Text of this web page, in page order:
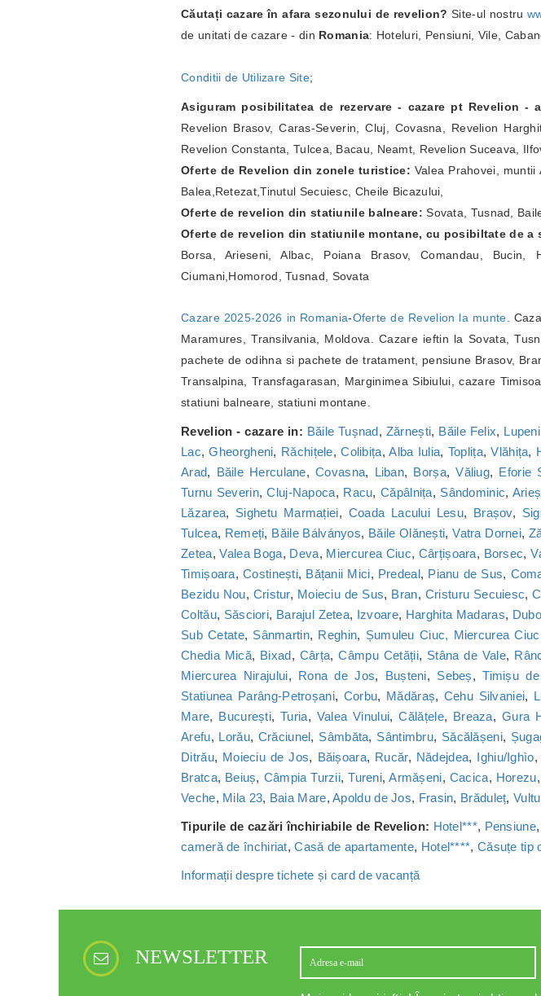
Căutați cazare în afara sezonului de revelion?Site-ul nostru
de unitati de cazare - din Romania: Hoteluri, Pensiuni, Vile,
Conditii de Utilizare Site;
Asiguram posibilitatea de rezervare - cazare pt Revelion -
Revelion Brasov, Caras-Severin, Cluj, Covasna, Revelion
Revelion Constanta, Tulcea, Bacau, Neamt, Revelion Suceava,
Oferte de Revelion din zonele turistice: Valea Prahovei,
Balea,Retezat,Tinutul Secuiesc, Cheile Bicazului,
Oferte de revelion din statiunile balneare: Sovata, Tusnad,
Oferte de revelion din statiunile montane, cu posibiltate de a
Borsa, Arieseni, Albac, Poiana Brasov, Comandau, Bucin,
Ciumani,Homorod, Tusnad, Sovata
Cazare 2025-2026 in Romania-Oferte de Revelion la munte.
Maramures, Transilvania, Moldova. Cazare ieftin la Sovata,
pachete de odihna si pachete de tratament, pensiune Brasov,
Transalpina, Transfagarasan, Marginimea Sibiului, cazare
statiuni balneare, statiuni montane.
Revelion - cazare in: Băile Tușnad, Zărnești, Băile Felix, Lupeni
Lac,Gheorgheni, Răchițele,Colibița,Alba Iulia, Toplița,Vlăhița,
Arad, Băile Herculane,Covasna, Liban, Borșa,Văliug, Eforie
Turnu Severin,Cluj-Napoca, Racu, Căpâlnița, Sândominic,
Lăzarea, Sighetu Marmației, Coada Lacului Lesu, Brașov,
Tulcea, Remeți, Băile Bálványos, Băile Olănești,Vatra Dornei,
Zetea,Valea Boga, Deva, Miercurea Ciuc, Cârțișoara, Borsec,
Timișoara, Costinești, Bățanii Mici, Predeal, Pianu de Sus,
Bezidu Nou, Cristur, Moieciu de Sus, Bran, Cristuru Secuiesc,
Coltău, Săsciori, Barajul Zetea, Izvoare, Harghita Madaras,
Sub Cetate, Sânmartin, Reghin, Șumuleu Ciuc, Miercurea Ciuc
Chedia Mică, Bixad, Cârța,Câmpu Cetății, Stâna de Vale,
Miercurea Nirajului, Rona de Jos, Bușteni, Sebeș,Timișu
Statiunea Parâng-Petroșani, Corbu, Mădăraș, Cehu Silvaniei,
Mare, București,Turia, Valea Vinului,Călățele, Breaza, Gura
Arefu, Lorău, Crăciunel, Sâmbăta, Sântimbru, Săcălășeni,
Ditrău, Moieciu de Jos, Băișoara, Rucăr, Nădejdea, Ighiu/Ighìo,
Bratca, Beiuș, Câmpia Turzii,Tureni,Armășeni, Cacica, Horezu,
Veche, Mila 23, Baia Mare,Apoldu de Jos, Frasin, Brăduleț,
Tipurile de cazări închiriabile de Revelion: Hotel***, Pensiune,
cameră de închiriat,Casă de apartamente, Hotel****, Căsuțe tip
Informații despre tichete și card de vacanță
NEWSLETTER